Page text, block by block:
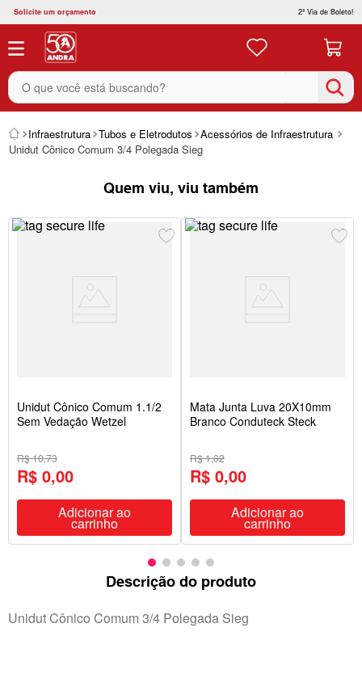
Solicite um orçamento 2ª Via de Boleto!
O que você está buscando?
Infraestrutura Tubos e Eletrodutos Acessórios de Infraestrutura
Unidut Cônico Comum 3/4 Polegada Sieg
Quem viu, viu também
Unidut Cônico Comum 1.1/2
Sem Vedação Wetzel
R$ 10,73
R$ 0,00
Adicionar ao
carrinho
Mata Junta Luva 20X10mm
Branco Conduteck Steck
R$ 1,02
R$ 0,00
Adicionar ao
carrinho
Descrição do produto
Unidut Cônico Comum 3/4 Polegada Sieg